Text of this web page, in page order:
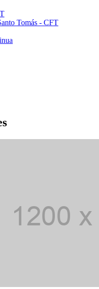
Tomás - CFT